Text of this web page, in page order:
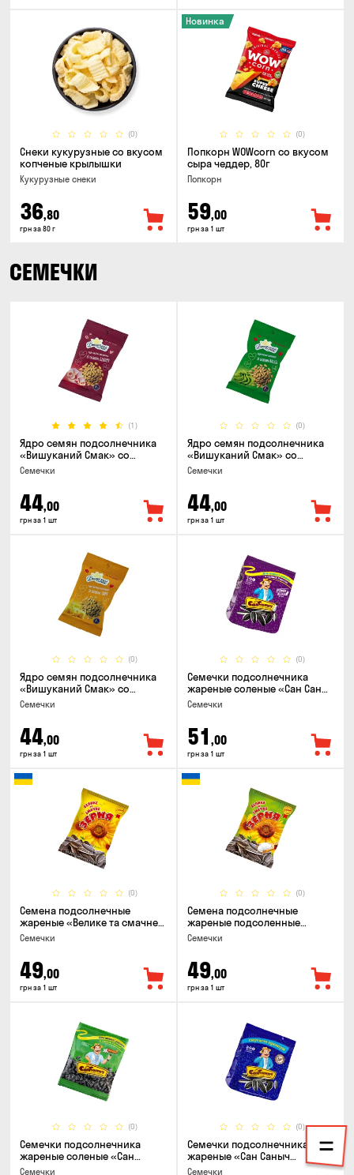
(0)
Снеки кукурузные со вкусом
копченые крылышки
Кукурузные снеки
36,80
грн за 80 г
(0)
Новинка
Попкорн WOWcorn со вкусом
сыра чеддер, 80г
Попкорн
59,00
грн за 1 шт
СЕМЕЧКИ
(1)
Ядро семян подсолнечника
«Вишуканий Смак» со
вкусом бекона, 80г
Семечки
44,00
грн за 1 шт
(0)
Ядро семян подсолнечника
«Вишуканий Смак» со
вкусом васаби, 80г
Семечки
44,00
грн за 1 шт
(0)
Ядро семян подсолнечника
«Вишуканий Смак» со
вкусом сыра, 80г
Семечки
44,00
грн за 1 шт
(0)
Семечки подсолнечника
жареные соленые «Сан Саныч
Премиум полосатые», 95г
Семечки
51 ,00
грн за 1 шт
(0)
Семена подсолнечные
жареные «Велике та смачне
ЗЕРНЯ», 90г
Семечки
49,00
грн за 1 шт
(0)
Семена подсолнечные
жареные подсоленные
«Велике та смачне ЗЕРНЯ»,
Семечки
49,00
грн за 1 шт
(0)
Семечки подсолнечника
жареные соленые «Сан
Саныч», 155г
Семечки
(0)
Семечки подсолнечника
жареные «Сан Саныч
Премиум полосатые», 95г
Семечки